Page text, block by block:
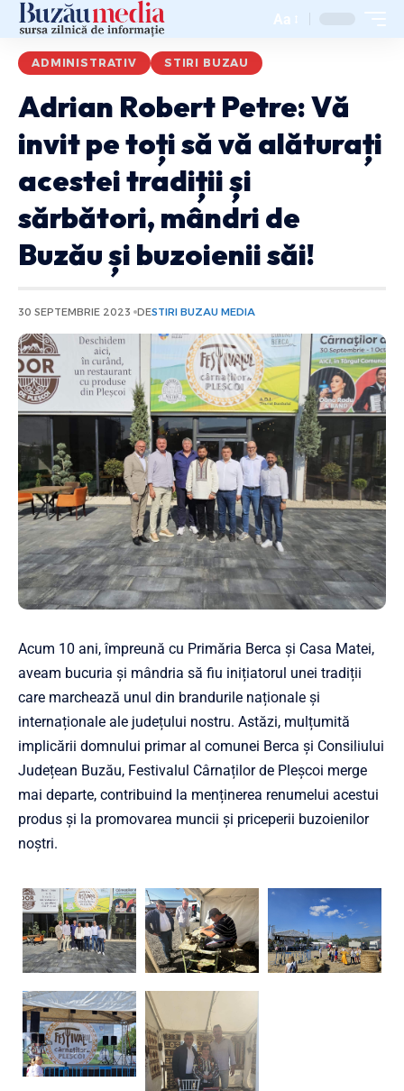
Aa
ADMINISTRATIV STIRI BUZAU
Adrian Robert Petre: Vă
invit pe toți să vă alăturați
acestei tradiții și
sărbători, mândri de
Buzău și buzoienii săi!
30 SEPTEMBRIE 2023 DESTIRI BUZAU MEDIA
Acum 10 ani, împreună cu Primăria Berca și Casa Matei,
aveam bucuria și mândria să fiu inițiatorul unei tradiții
care marchează unul din brandurile naționale și
internaționale ale județului nostru. Astăzi, mulțumită
implicării domnului primar al comunei Berca și Consiliului
Județean Buzău, Festivalul Cârnaților de Pleșcoi merge
mai departe, contribuind la menținerea renumelui acestui
produs și la promovarea muncii și priceperii buzoienilor
noștri.